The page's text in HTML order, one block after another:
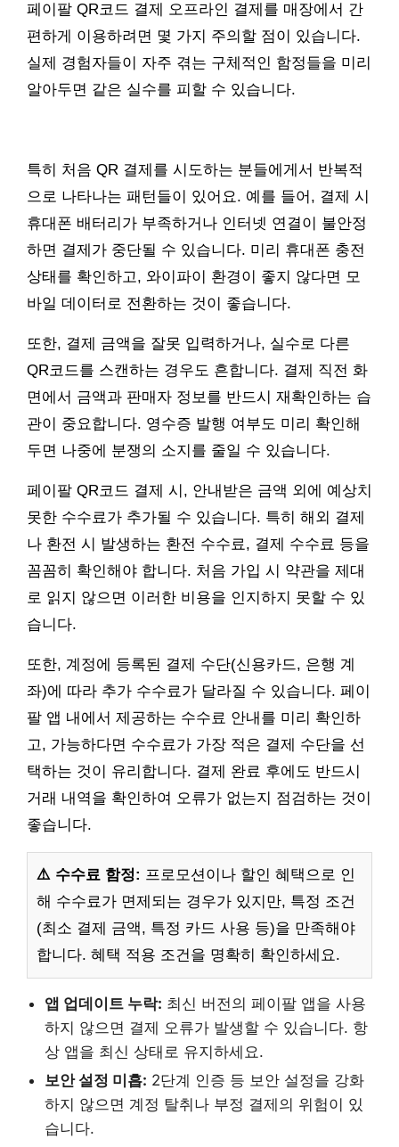
페이팔 QR코드 결제 오프라인 결제를 매장에서 간
편하게 이용하려면 몇 가지 주의할 점이 있습니다.
실제 경험자들이 자주 겪는 구체적인 함정들을 미리
알아두면 같은 실수를 피할 수 있습니다.
특히 처음 QR 결제를 시도하는 분들에게서 반복적
으로 나타나는 패턴들이 있어요. 예를 들어, 결제 시
휴대폰 배터리가 부족하거나 인터넷 연결이 불안정
하면 결제가 중단될 수 있습니다. 미리 휴대폰 충전
상태를 확인하고, 와이파이 환경이 좋지 않다면 모
바일 데이터로 전환하는 것이 좋습니다.
또한, 결제 금액을 잘못 입력하거나, 실수로 다른
QR코드를 스캔하는 경우도 흔합니다. 결제 직전 화
면에서 금액과 판매자 정보를 반드시 재확인하는 습
관이 중요합니다. 영수증 발행 여부도 미리 확인해
두면 나중에 분쟁의 소지를 줄일 수 있습니다.
페이팔 QR코드 결제 시, 안내받은 금액 외에 예상치
못한 수수료가 추가될 수 있습니다. 특히 해외 결제
나 환전 시 발생하는 환전 수수료, 결제 수수료 등을
꼼꼼히 확인해야 합니다. 처음 가입 시 약관을 제대
로 읽지 않으면 이러한 비용을 인지하지 못할 수 있
습니다.
또한, 계정에 등록된 결제 수단(신용카드, 은행 계
좌)에 따라 추가 수수료가 달라질 수 있습니다. 페이
팔 앱 내에서 제공하는 수수료 안내를 미리 확인하
고, 가능하다면 수수료가 가장 적은 결제 수단을 선
택하는 것이 유리합니다. 결제 완료 후에도 반드시
거래 내역을 확인하여 오류가 없는지 점검하는 것이
좋습니다.
⚠️ 수수료 함정: 프로모션이나 할인 혜택으로 인
해 수수료가 면제되는 경우가 있지만, 특정 조건
(최소 결제 금액, 특정 카드 사용 등)을 만족해야
합니다. 혜택 적용 조건을 명확히 확인하세요.
앱 업데이트 누락: 최신 버전의 페이팔 앱을 사용
하지 않으면 결제 오류가 발생할 수 있습니다. 항
상 앱을 최신 상태로 유지하세요.
보안 설정 미흡: 2단계 인증 등 보안 설정을 강화
하지 않으면 계정 탈취나 부정 결제의 위험이 있
습니다.